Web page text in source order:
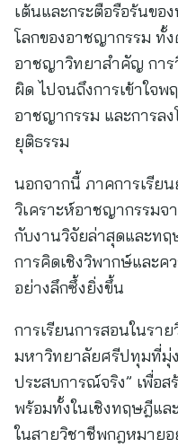
เต้นและกระตือรือร้นขอ
โลกของอาชญากรรม
อาชญาวิทยาสำคัญ การ
ผิด ไปจนถึงการเข้าใจพ
อาชญากรรม และการล
ยุติธรรม
นอกจากนี้ ภาคการเรีย
วิเคราะห์อาชญากรรมจ
กับงานวิจัยล่าสุดและทฤ
การคิดเชิงวิพากษ์และค
อย่างลึกซึ้งยิ่งขึ้น
การเรียนการสอนในรา
มหาวิทยาลัยศรีปทุมที่มุ่ง
ประสบการณ์จริง” เพื่อ
พร้อมทั้งในเชิงทฤษฎีแ
ในสายวิชาชีพกฎหมาย